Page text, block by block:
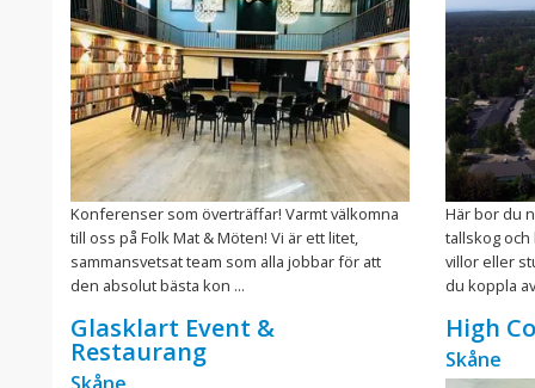
Konferenser som överträffar! Varmt välkomna
till oss på Folk Mat & Möten! Vi är ett litet,
sammansvetsat team som alla jobbar för att
den absolut bästa kon ...
Glasklart Event &
Restaurang
Här bor du
tallskog och
villor eller
du koppla
High
Skåne